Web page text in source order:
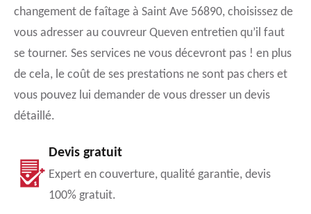
changement de faîtage à Saint Ave 56890, choisissez de
vous adresser au couvreur Queven entretien qu’il faut
se tourner. Ses services ne vous décevront pas ! en plus
de cela, le coût de ses prestations ne sont pas chers et
vous pouvez lui demander de vous dresser un devis
détaillé.
Devis gratuit
Expert en couverture, qualité garantie, devis
100% gratuit.